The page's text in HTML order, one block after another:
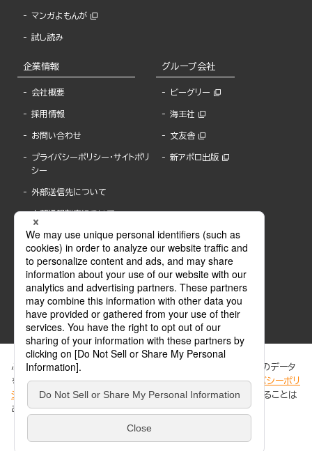
マンガよもんが
試し読み
企業情報
会社概要
採用情報
お問い合わせ
プライバシーポリシー・サイトポリ
シー
外部送信先について
内部通報制度について
グループ会社
ビーグリー
海王社
文友舎
新アポロ出版
ABJマークは、この電子書店・電子書籍配信サービスが、著作権者からコンテンツ使用許諾を
得た正規版配信サービスであることを示す登録商標(登録番号 第6091713号)です。
ABJマークの詳細、ABJマークを掲示しているサービスの一覧はこちら。
ぶんか社が運営するサイトでは、利便性向上のためにCookie等のデータ
を使用しています。 当社のCookieについての詳細は、「プライバシーポリ
シー
」をご覧ください。当サイトでは、訪問者の個人情報を追跡することは
ありません。